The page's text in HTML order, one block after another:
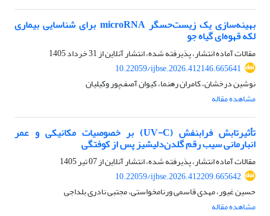
بهینه‌سازی یک زیست‌حسگر microRNA برای شناسایی بیماری
لکه قهوه‌ای گیاه جو
مقالات آماده انتشار، پذیرفته شده، انتشار آنلاین از31 خرداد 1405
10.22059/ijbse.2026.412146.665641
نوشین درخشان، کامران رهنما، کیوان آصف‌پور وکیلیان
مشاهده مقاله
تأثیرتابش فرابنفش (UV-C) بر خصوصیات مکانیکی و عمر
انبارمانی سیب رقم گلدن‌دلیشیز پس از کوفتگی
مقالات آماده انتشار، پذیرفته شده، انتشار آنلاین از07 تیر 1405
10.22059/ijbse.2026.412209.665642
حسین غیور، مهدی قاسمی ورنامخواستی، مجتبی نادری بلداجی
مشاهده مقاله